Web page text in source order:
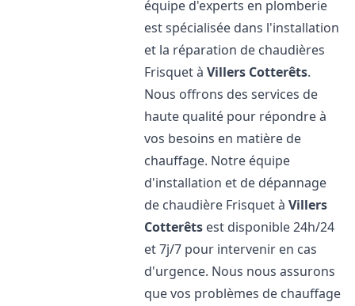
équipe d'experts en plomberie
est spécialisée dans l'installation
et la réparation de chaudières
Frisquet àVillers Cotterêts.
Nous offrons des services de
haute qualité pour répondre à
vos besoins en matière de
chauffage. Notre équipe
d'installation et de dépannage
de chaudière Frisquet àVillers
Cotterêts est disponible 24h/24
et 7j/7 pour intervenir en cas
d'urgence. Nous nous assurons
que vos problèmes de chauffage